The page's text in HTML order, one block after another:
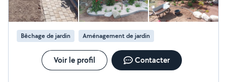
Bêchage de jardin Aménagement de jardin
Voir le profil Contacter